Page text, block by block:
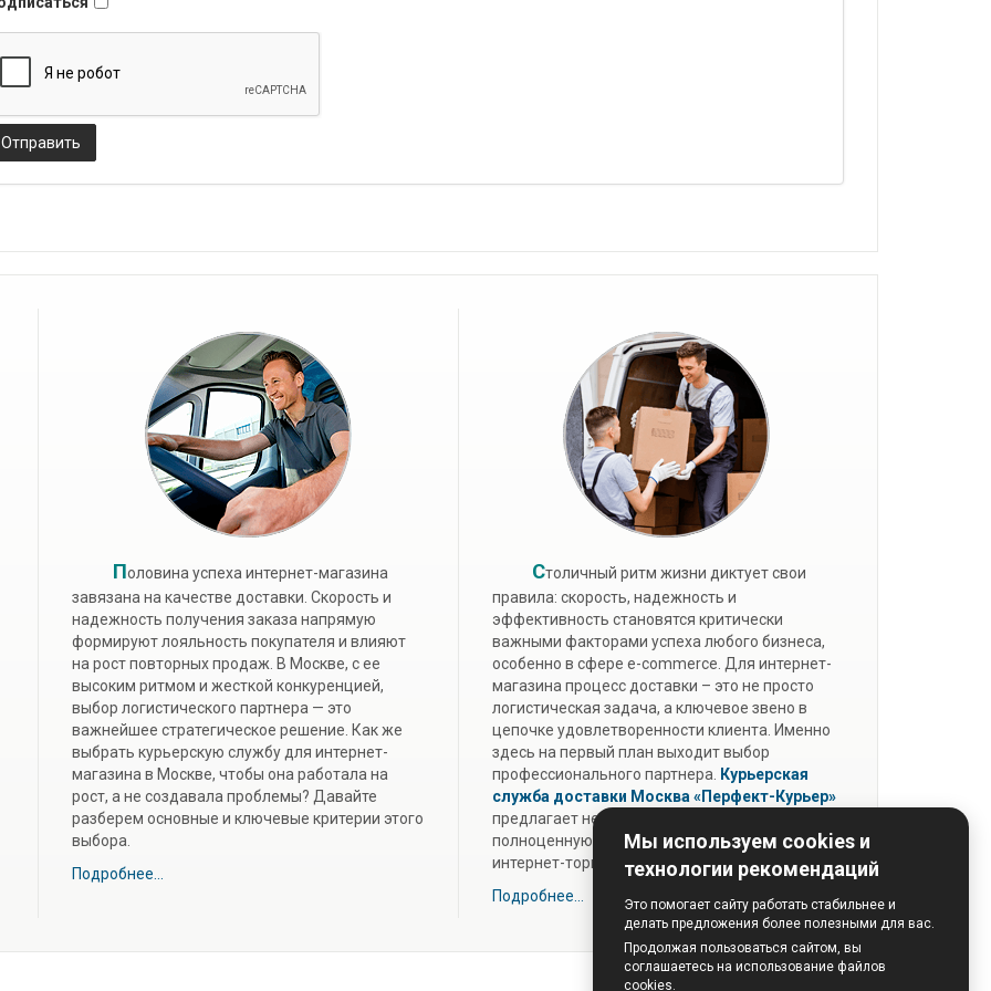
Отправить
Мы используем cookies и
технологии рекомендаций
Это помогает сайту работать стабильнее и
делать предложения более полезными для вас.
Продолжая пользоваться сайтом, вы
соглашаетесь на использование файлов
cookies.
Половина успеха интернет-магазина
завязана на качестве доставки. Скорость и
надежность получения заказа напрямую
формируют лояльность покупателя и влияют
на рост повторных продаж. В Москве, с ее
высоким ритмом и жесткой конкуренцией,
выбор логистического партнера — это
важнейшее стратегическое решение. Как же
выбрать курьерскую службу для интернет-
магазина в Москве, чтобы она работала на
рост, а не создавала проблемы? Давайте
разберем основные и ключевые критерии этого
выбора.
Подробнее...
Столичный ритм жизни диктует свои
правила: скорость, надежность и
эффективность становятся критически
важными факторами успеха любого бизнеса,
особенно в сфере e-commerce. Для интернет-
магазина процесс доставки – это не просто
логистическая задача, а ключевое звено в
цепочке удовлетворенности клиента. Именно
здесь на первый план выходит выбор
профессионального партнера.
Курьерская
служба доставки Москва «Перфект-Курьер»
предлагает не просто разовые услуги, а
полноценную экосистему для развития вашей
интернет-торговли.
Подробнее...